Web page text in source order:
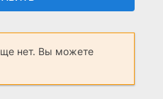
нет. Вы можете